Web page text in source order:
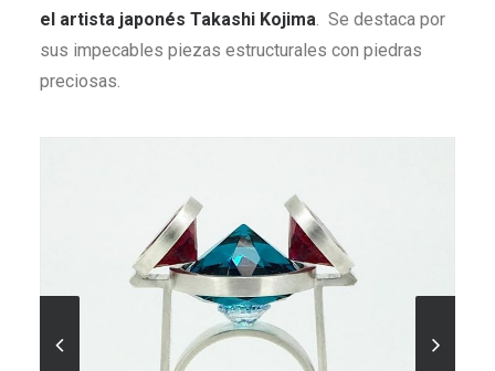
el artista japonés Takashi Kojima. Se destaca por
sus impecables piezas estructurales con piedras
preciosas.